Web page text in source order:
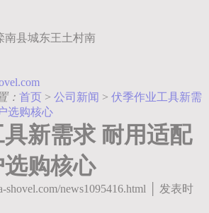
南县城东王土村南
： 首页 > 公司新闻 > 伏季作业工具新需
选购核心
新需求 耐用适配
购核心
shovel.com/news1095416.html │ 发表时